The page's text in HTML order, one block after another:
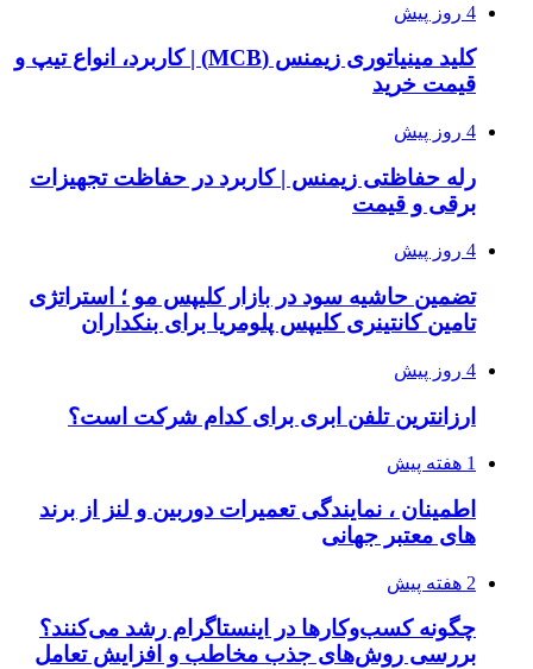
4 روز پیش
کلید مینیاتوری زیمنس (MCB) | کاربرد، انواع تیپ و
قیمت خرید
4 روز پیش
رله حفاظتی زیمنس | کاربرد در حفاظت تجهیزات
برقی و قیمت
4 روز پیش
تضمین حاشیه سود در بازار کلیپس مو ؛ استراتژی
تامین کانتینری کلیپس پلومریا برای بنکداران
4 روز پیش
ارزانترین تلفن ابری برای کدام شرکت است؟
1 هفته پیش
اطمینان ، نمایندگی تعمیرات دوربین و لنز از برند
های معتبر جهانی
2 هفته پیش
چگونه کسب‌وکارها در اینستاگرام رشد می‌کنند؟
بررسی روش‌های جذب مخاطب و افزایش تعامل